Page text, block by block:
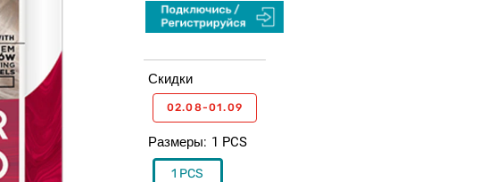
Размеры 1 PCS
1 PCS
Скидки
02.08-01.09